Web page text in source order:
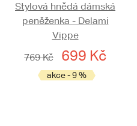
Stylová hnědá dámská
peněženka - Delami
Vippe
769 Kč
699 Kč
akce - 9 %